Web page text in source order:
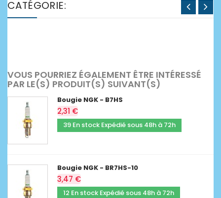
CATÉGORIE:
VOUS POURRIEZ ÉGALEMENT ÊTRE INTÉRESSÉ
PAR LE(S) PRODUIT(S) SUIVANT(S)
Bougie NGK - B7HS
2,31 €
39 En stock Expédié sous 48h à 72h
Bougie NGK - BR7HS-10
3,47 €
12 En stock Expédié sous 48h à 72h